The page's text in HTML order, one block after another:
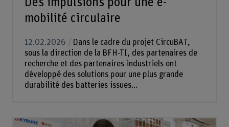
mobilité circulaire
12.02.2026
Dans le cadre du projet CircuBAT,
sous la direction de la BFH-TI, des partenaires de
recherche et des partenaires industriels ont
développé des solutions pour une plus grande
durabilité des batteries issues...